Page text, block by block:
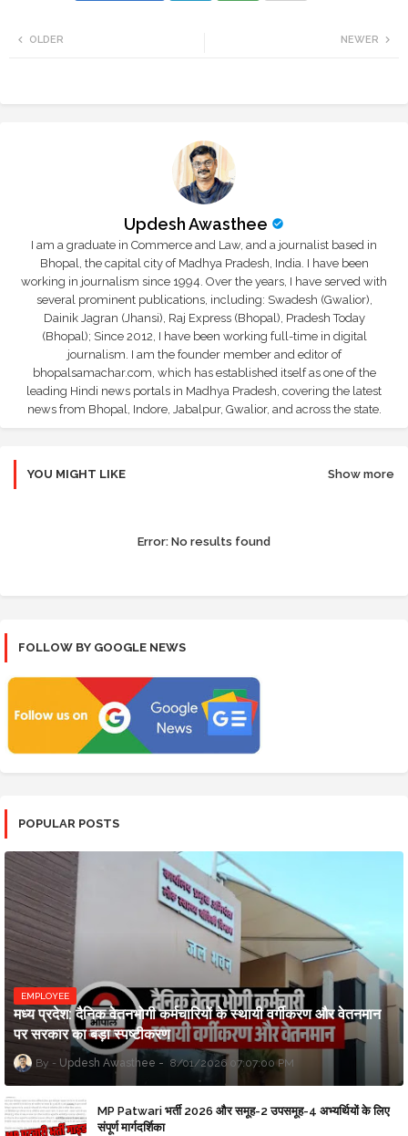
NEWER
OLDER
Updesh Awasthee
I am a graduate in Commerce and Law, and a journalist based in
Bhopal, the capital city of Madhya Pradesh, India. I have been
working in journalism since 1994. Over the years, I have served with
several prominent publications, including: Swadesh (Gwalior),
Dainik Jagran (Jhansi), Raj Express (Bhopal), Pradesh Today
(Bhopal); Since 2012, I have been working full-time in digital
journalism. I am the founder member and editor of
bhopalsamachar.com, which has established itself as one of the
leading Hindi news portals in Madhya Pradesh, covering the latest
news from Bhopal, Indore, Jabalpur, Gwalior, and across the state.
YOU MIGHT LIKE Show more
Error: No results found
FOLLOW BY GOOGLE NEWS
POPULAR POSTS
EMPLOYEE
मध्य प्रदेश: दैनिक वेतनभोगी कर्मचारियों के स्थायी वर्गीकरण और वेतनमान
पर सरकार का बड़ा स्पष्टीकरण
Updesh Awasthee 8/01/2026 07:07:00 PM
MP Patwari भर्ती 2026 और समूह-2 उपसमूह-4 अभ्यर्थियों के लिए
संपूर्ण मार्गदर्शिका